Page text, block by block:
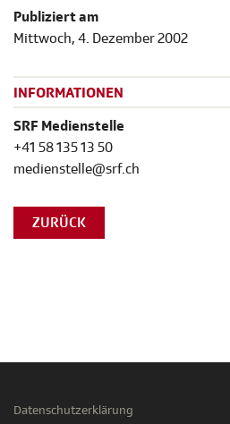
Publiziert am
Mittwoch, 4. Dezember 2002
INFORMATIONEN
SRF Medienstelle
+41 58 135 13 50
medienstelle@srf.ch
ZURÜCK
Datenschutzerklärung